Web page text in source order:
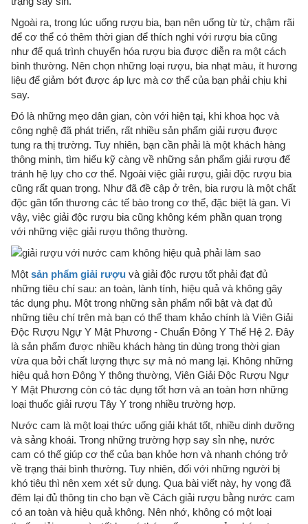
Ngoài ra, trong lúc uống rượu bia, bạn nên uống từ từ, chậm rãi
để cơ thể có thêm thời gian để thích nghi với rượu bia cũng
như để quá trình chuyển hóa rượu bia được diễn ra một cách
bình thường. Nên chọn những loại rượu, bia nhạt màu, ít hương
liệu để giảm bớt được áp lực mà cơ thể của bạn phải chịu khi
say.
Đó là những mẹo dân gian, còn với hiện tại, khi khoa học và
công nghệ đã phát triển, rất nhiều sản phẩm giải rượu được
tung ra thị trường. Tuy nhiên, bạn cần phải là một khách hàng
thông minh, tìm hiểu kỹ càng về những sản phẩm giải rượu để
tránh hệ lụy cho cơ thể. Ngoài việc giải rượu, giải độc rượu bia
cũng rất quan trọng. Như đã đề cập ở trên, bia rượu là một chất
độc gân tổn thương các tế bào trong cơ thể, đặc biệt là gan. Vì
vậy, việc giải độc rượu bia cũng không kém phần quan trọng
với những việc giải rượu thông thường.
Một sản phẩm giải rượu và giải độc rượu tốt phải đạt đủ
những tiêu chí sau: an toàn, lành tính, hiệu quả và không gây
tác dụng phụ. Một trong những sản phẩm nổi bật và đạt đủ
những tiêu chí trên mà bạn có thể tham khảo chính là Viên Giải
Độc Rượu Ngự Y Mật Phương - Chuẩn Đông Y Thế Hệ 2. Đây
là sản phẩm được nhiều khách hàng tin dùng trong thời gian
vừa qua bởi chất lượng thực sự mà nó mang lại. Không những
hiệu quả hơn Đông Y thông thường, Viên Giải Độc Rượu Ngự
Y Mật Phương còn có tác dụng tốt hơn và an toàn hơn những
loại thuốc giải rượu Tây Y trong nhiều trường hợp.
Nước cam là một loại thức uống giải khát tốt, nhiều dinh dưỡng
và sảng khoái. Trong những trường hợp say sỉn nhẹ, nước
cam có thể giúp cơ thể của bạn khỏe hơn và nhanh chóng trở
về trạng thái bình thường. Tuy nhiên, đối với những người bị
khó tiêu thì nên xem xét sử dụng. Qua bài viết này, hy vọng đã
đêm lại đủ thông tin cho bạn về Cách giải rượu bằng nước cam
có an toàn và hiệu quả không. Nên nhớ, không có một loại